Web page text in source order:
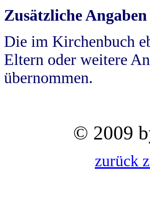
Zusätzliche
Die im Kirchenbuch
Eltern oder weitere
übernommen.
© 2009
zurück